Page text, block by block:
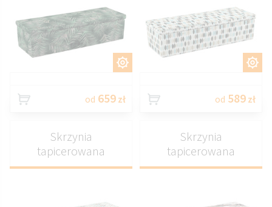
od 659 zł od 589 zł
Skrzynia
tapicerowana
Skrzynia
tapicerowana